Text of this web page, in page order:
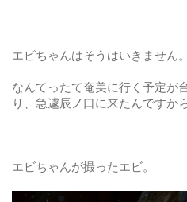
エビちゃんはそうはいきません。
なんてったて奄美に行く予定が
り、急遽辰ノ口に来たんですから
エビちゃんが撮ったエビ。